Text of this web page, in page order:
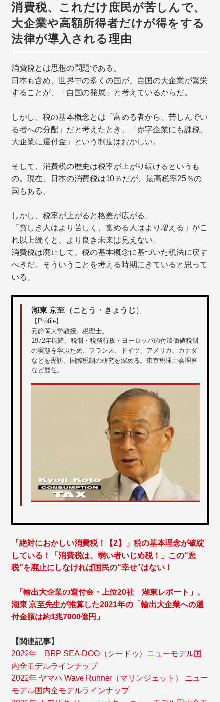
消費税、これだけ庶民が苦しんで、
大企業や高額所得者だけが得をする
法律が導入される理由
消費税とは思想の問題である。
日本も含め、世界中の多くの国が、自国の大企業が繁栄
することが、「自国の発展」と考えているからだ。
しかし、税の基本概念とは「富める者から、苦しんでい
る者への分配」だと考えたとき、「赤字企業にも課税、
大企業に還付金」という制度はおかしい。
そして、消費税の歴史は税率が上がり続けるというも
の。現在、日本の消費税は10％だが、最高税率25％の
国もある。
しかし、税率が上がると格差が広がる。
「貧しき人はより苦しく、富める人はより増える」がこ
れ以上続くと、より良き未来は見えない。
消費税は廃止して、税の基本概念に基づいた税法に戻す
べきだ。そういうことを考える時期にきていると思って
いる。
湖東 京至（ことう・きょうじ）
【Profile】
元静岡大学教授。税理士。
1972年以降、税制・税務行政・ヨーロッパの付加価値税制
の実態を学ぶため、フランス、ドイツ、アメリカ、カナダ
などを歴訪、国際税制の研究を深める。東京税理士会理事
など歴任。
「絶対におかしい消費税！【2】」税の基本理念が破綻
している！「消費税は、弱い者いじめ税！」この“悪
税”を廃止にしなければ国民の“幸せ”はない！
「輸出大企業の還付金・上位20社 湖東レポート」。
湖東 京至先生が推算した2021年の「輸出大企業への還
付金額は約1兆7000億円」
【関連記事】
2022年 BRP SEA-DOO（シードゥ）ニューモデル国
内全モデルラインナップ
2022年 ヤマハ Wave Runner（マリンジェット） ニュー
モデル国内全モデルラインナップ